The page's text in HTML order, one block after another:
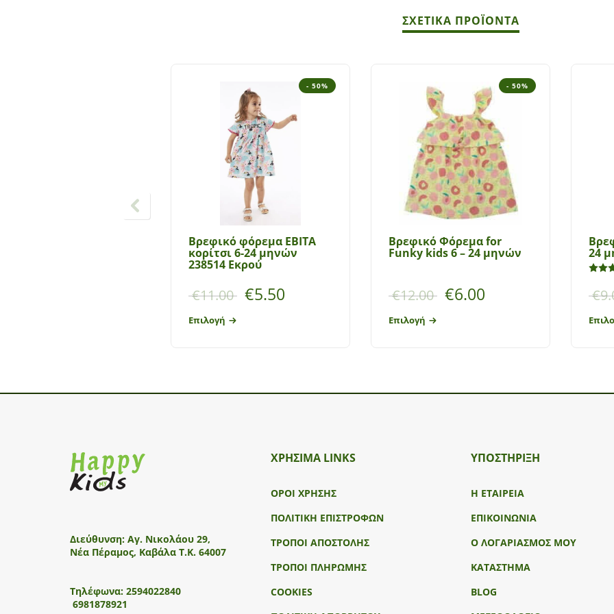
ΣΧΕΤΙΚΆ ΠΡΟΪΌΝΤΑ
- 50%
Βρεφικό φόρεμα ΕΒΙΤΑ
κορίτσι 6-24 μηνών
238514 Εκρού
€11.00 €5.50
Επιλογή
- 50%
Βρεφικό Φόρεμα for
Funky kids 6 – 24 μηνών
€12.00 €6.00
Επιλογή
24
€
Διεύθυνση: Αγ. Νικολάου 29,
Νέα Πέραμος, Καβάλα Τ.Κ. 64007
Τηλέφωνα: 2594022840
6981878921
ΧΡΗΣΙΜΑ LINKS
ΟΡΟΙ ΧΡΗΣΗΣ
ΠΟΛΙΤΙΚΗ ΕΠΙΣΤΡΟΦΩΝ
ΤΡΟΠΟΙ ΑΠΟΣΤΟΛΗΣ
ΤΡΟΠΟΙ ΠΛΗΡΩΜΗΣ
COOKIES
ΥΠΟΣΤΉΡΙΞΗ
Η ΕΤΑΙΡΕΙΑ
ΕΠΙΚΟΙΝΩΝΙΑ
Ο ΛΟΓΑΡΙΑΣΜΟΣ ΜΟΥ
ΚΑΤΑΣΤΗΜΑ
BLOG